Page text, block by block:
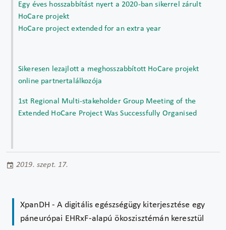
Egy éves hosszabbítást nyert a 2020-ban sikerrel zárult
HoCare projekt
HoCare project extended for an extra year
Sikeresen lezajlott a meghosszabbított HoCare projekt
online partnertalálkozója
1st Regional Multi-stakeholder Group Meeting of the
Extended HoCare Project Was Successfully Organised
2019. szept. 17.
XpanDH - A digitális egészségügy kiterjesztése egy
páneurópai EHRxF-alapú ökoszisztémán keresztül